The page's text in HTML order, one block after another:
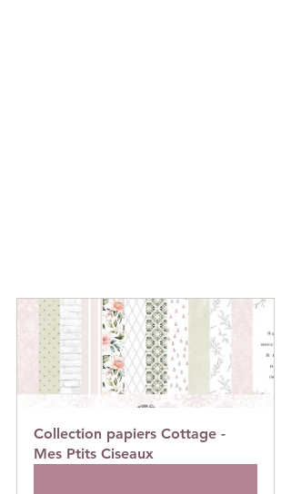
Collection papiers Cottage -
Mes Ptits Ciseaux